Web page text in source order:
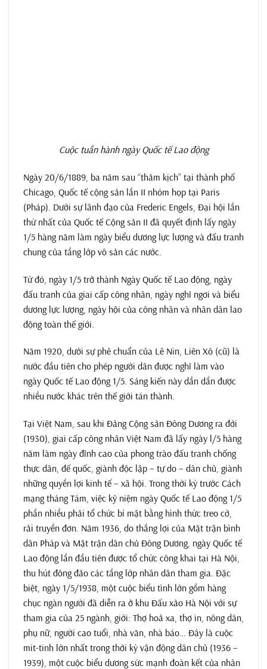
Cuộc tuần hành ngày Quốc tế Lao động
Ngày 20/6/1889, ba năm sau “thảm kịch” tại thành phố
Chicago, Quốc tế cộng sản lần II nhóm họp tại Paris
(Pháp). Dưới sự lãnh đạo của Frederic Engels, Đại hội lần
thứ nhất của Quốc tế Cộng sản II đã quyết định lấy ngày
1/5 hàng năm làm ngày biểu dương lực lượng và đấu tranh
chung của tầng lớp vô sản các nước.
Từ đó, ngày 1/5 trở thành Ngày Quốc tế Lao động, ngày
đấu tranh của giai cấp công nhân, ngày nghỉ ngơi và biểu
dương lực lượng, ngày hội của công nhân và nhân dân lao
động toàn thế giới.
Năm 1920, dưới sự phê chuẩn của Lê Nin, Liên Xô (cũ) là
nước đầu tiên cho phép người dân được nghỉ làm vào
ngày Quốc tế Lao động 1/5. Sáng kiến này dần dần được
nhiều nước khác trên thế giới tán thành.
Tại Việt Nam, sau khi Đảng Cộng sản Đông Dương ra đời
(1930), giai cấp công nhân Việt Nam đã lấy ngày l/5 hàng
năm làm ngày đỉnh cao của phong trào đấu tranh chống
thực dân, đế quốc, giành độc lập – tự do – dân chủ, giành
những quyền lợi kinh tế – xã hội. Trong thời kỳ trước Cách
mạng tháng Tám, việc kỷ niệm ngày Quốc tế Lao động 1/5
phần nhiều phải tổ chức bí mật bằng hình thức treo cờ,
rải truyền đơn. Năm 1936, do thắng lợi của Mặt trận bình
dân Pháp và Mặt trận dân chủ Đông Dương, ngày Quốc tế
Lao động lần đầu tiên được tổ chức công khai tại Hà Nội,
thu hút đông đảo các tầng lớp nhân dân tham gia. Đặc
biệt, ngày 1/5/1938, một cuộc biểu tình lớn gồm hàng
chục ngàn người đã diễn ra ở khu Đấu xảo Hà Nội với sự
tham gia của 25 ngành, giới: Thợ hoả xa, thợ in, nông dân,
phụ nữ, người cao tuổi, nhà văn, nhà báo… Đây là cuộc
mit-tinh lớn nhất trong thời kỳ vận động dân chủ (1936 –
1939), một cuộc biểu dương sức mạnh đoàn kết của nhân